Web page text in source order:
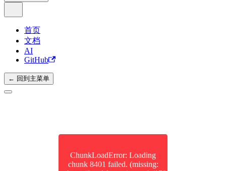
首页
文档
AI
GitHub
← 回到主菜单
ChunkLoadError: Loading
chunk 8401 failed. (missing: